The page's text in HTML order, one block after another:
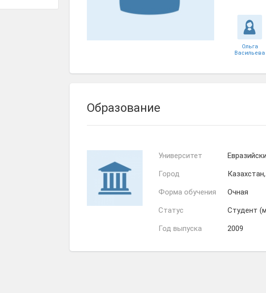
Ольга
Васильева
Образование
Университет
Город
Форма обучения Очная
Статус Студент
Год выпуска 2009